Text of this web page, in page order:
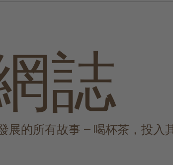
誌
展的所有故事 — 喝杯茶，投入